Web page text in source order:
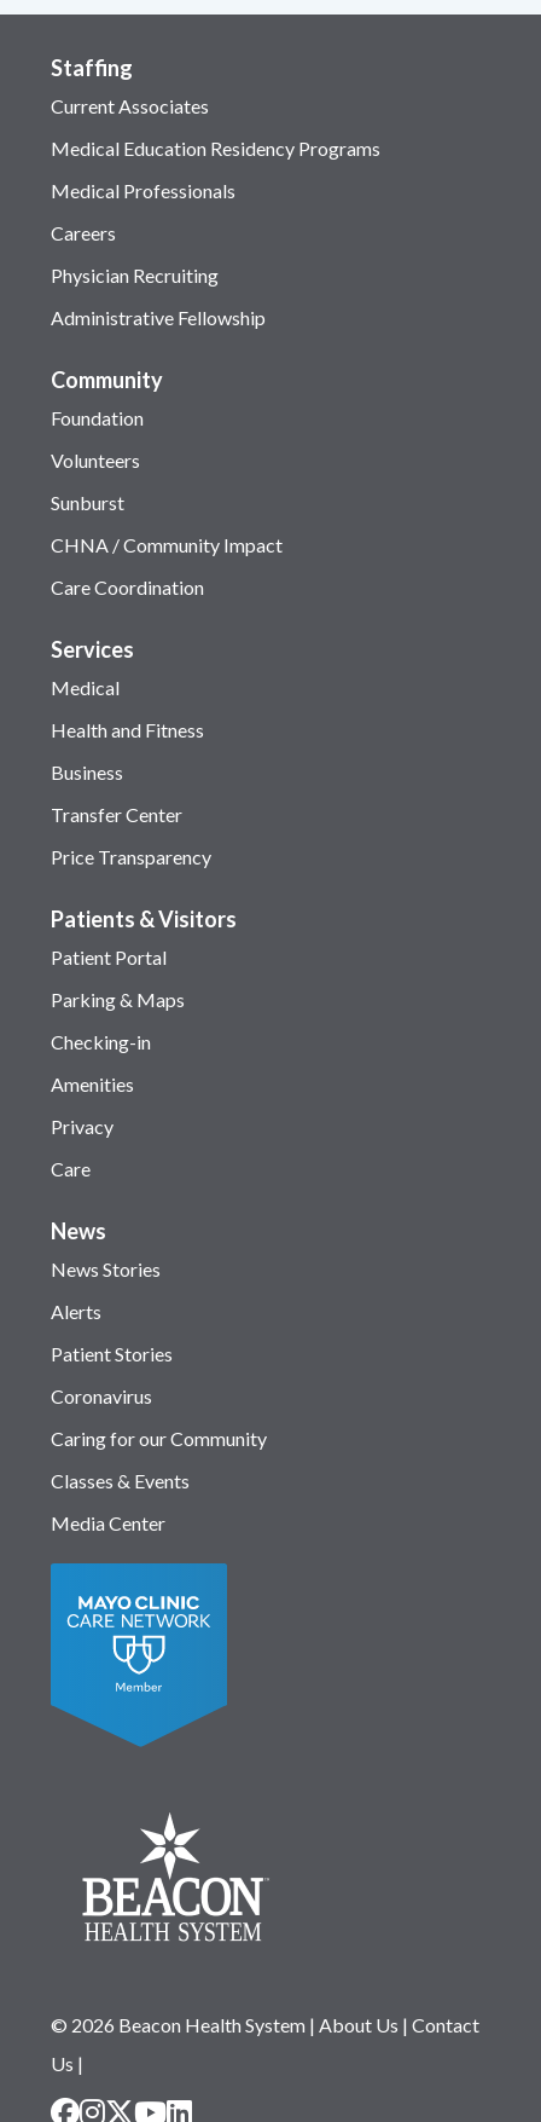
Staffing
Current Associates
Medical Education Residency Programs
Medical Professionals
Careers
Physician Recruiting
Administrative Fellowship
Community
Foundation
Volunteers
Sunburst
CHNA / Community Impact
Care Coordination
Services
Medical
Health and Fitness
Business
Transfer Center
Price Transparency
Patients & Visitors
Patient Portal
Parking & Maps
Checking-in
Amenities
Privacy
Care
News
News Stories
Alerts
Patient Stories
Coronavirus
Caring for our Community
Classes & Events
Media Center
© 2026 Beacon Health System| About Us | Contact
Us |